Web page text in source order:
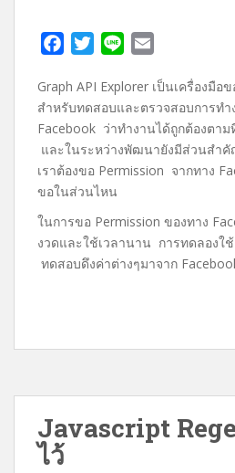
c
e
b
o
o
k
i
t
t
e
r
n
e
a
i
l
Graph API Explorer เป็นเครื่องมือ
สำหรับทดสอบและตรวจสอบการทำ
Facebook ว่าทำงานได้ถูกต้องตาม
และในระหว่างพัฒนายังมีส่วนสำ
เราต้องขอ Permission จากทาง
ขอในส่วนไหน
ในการขอ Permission ของทาง
งวดและใช้เวลานาน การทดลองใช้
ทดสอบดึงค่าต่างๆมาจาก
Javascript
ไว้